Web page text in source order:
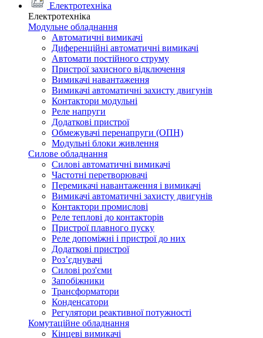
Електротехніка
Електротехніка
Модульне обладнання
Автоматичні вимикачі
Диференційні автоматичні вимикачі
Автомати постійного струму
Пристрої захисного відключення
Вимикачі навантаження
Вимикачі автоматичні захисту двигунів
Контактори модульні
Реле напруги
Додаткові пристрої
Обмежувачі перенапруги (ОПН)
Модульні блоки живлення
Силове обладнання
Силові автоматичні вимикачі
Частотні перетворювачі
Перемикачі навантаження і вимикачі
Вимикачі автоматичні захисту двигунів
Контактори промислові
Реле теплові до контакторів
Пристрої плавного пуску
Реле допоміжні і пристрої до них
Додаткові пристрої
Роз’єднувачі
Силові роз'єми
Запобіжники
Трансформатори
Конденсатори
Регулятори реактивної потужності
Комутаційне обладнання
Кінцеві вимикачі